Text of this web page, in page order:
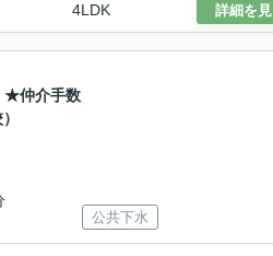
4LDK 詳細を
★仲介手数
公共下水